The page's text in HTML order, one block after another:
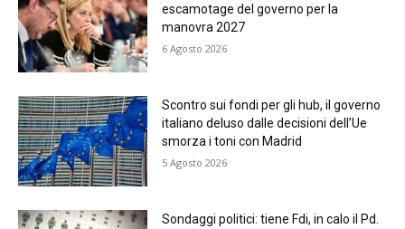
escamotage del governo per la
manovra 2027
6 Agosto 2026
Scontro sui fondi per gli hub, il governo
italiano deluso dalle decisioni dell’Ue
smorza i toni con Madrid
5 Agosto 2026
Sondaggi politici: tiene Fdi, in calo il Pd.